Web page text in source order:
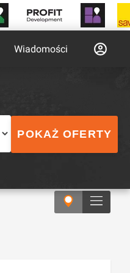
Wiadomości
POKAŻ OFERTY